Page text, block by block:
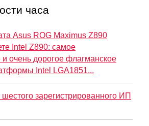
часа
Asus ROG Maximus Z890
Intel Z890: самое
очень дорогое флагманское
Intel LGA1851...
шестого зарегистрированного ИП